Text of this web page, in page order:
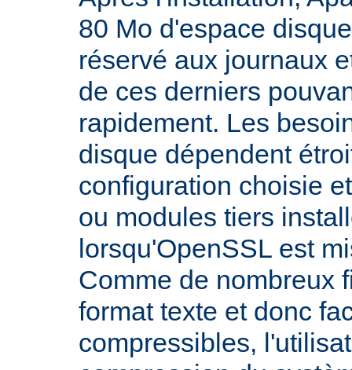
80 Mo d'espace
réservé aux journaux
de ces derniers
rapidement. Les
disque dépendent
configuration choisie
ou modules tiers
lorsqu'OpenSSL est
Comme de nombreux
format texte et donc
compressibles,